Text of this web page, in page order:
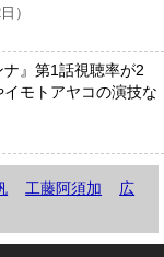
）
』第1話視聴率が2
モトアヤコの演技な
工藤阿須加
広